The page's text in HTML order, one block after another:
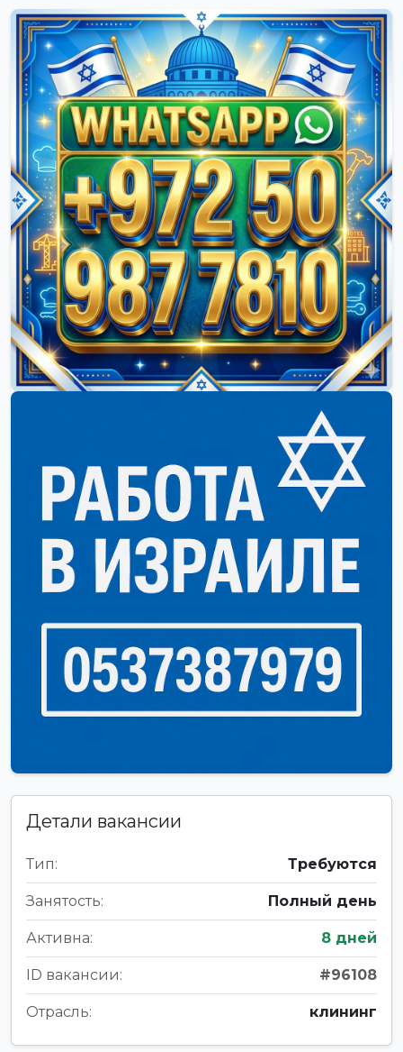
Детали вакансии
Тип: Требуются
Занятость: Полный день
Активна: 8 дней
ID вакансии: #96108
Отрасль: клининг